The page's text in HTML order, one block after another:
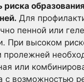
риска образования
Для
пенной или
При высоком
пролежней
или
с возможностью